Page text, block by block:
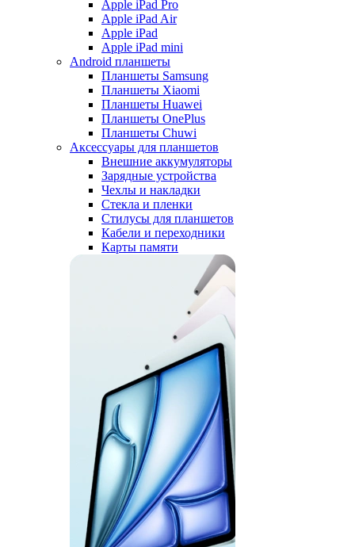
Apple iPad Pro
Apple iPad Air
Apple iPad
Apple iPad mini
Android планшеты
Планшеты Samsung
Планшеты Xiaomi
Планшеты Huawei
Планшеты OnePlus
Планшеты Chuwi
Аксессуары для планшетов
Внешние аккумуляторы
Зарядные устройства
Чехлы и накладки
Стекла и пленки
Стилусы для планшетов
Кабели и переходники
Карты памяти